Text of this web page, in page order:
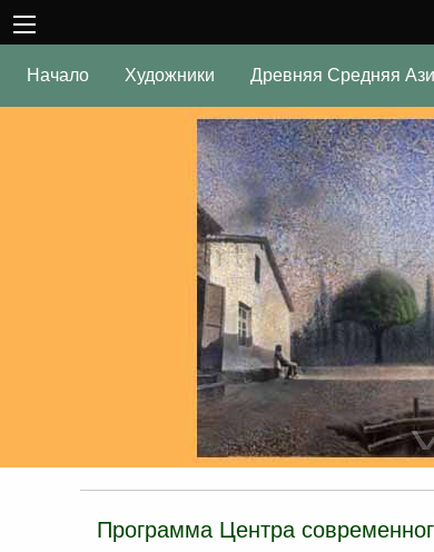
Начало Художники Древняя Средняя
Программа Центра